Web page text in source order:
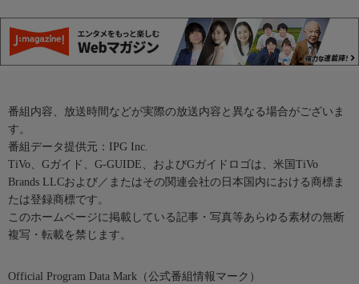
番組内容、放送時間などが実際の放送内容と異なる場合がございま
す。
番組データ提供元：IPG Inc.
TiVo、Gガイド、G-GUIDE、およびGガイドロゴは、米国TiVo
Brands LLCおよび／またはその関連会社の日本国内における商標ま
たは登録商標です。
このホームページに掲載している記事・写真等あらゆる素材の無断
複写・転載を禁じます。
Official Program Data Mark（公式番組情報マーク）